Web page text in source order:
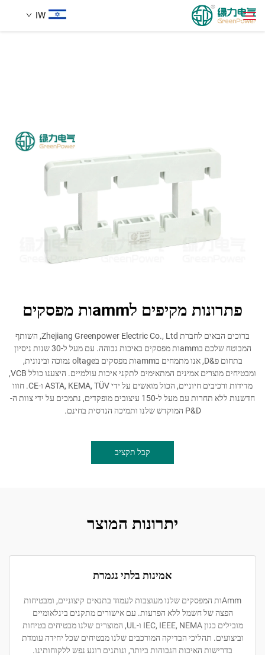
IW
פתרונות מקיפים לammות מפסקים
ברוכים הבאים לחברת Zhejiang Greenpower Electric Co., Ltd, השותף
המבוטח שלכם בammות מפסקים באיכות גבוהה. עם מעל ל-30 שנות ניסיון
בתחום פ&D, אנו מתמחים בammות מפסקים בoltage נמוכה ובינונית,
ומבטיחים מוצרים אמינים המתאימים לתקני איכות עולמיים. היצענו כולל VCB,
מדידות ורכיבים חיוניים, הכול מואשים על ידי ASTA, KEMA, TÜV ו-CE. חווו
חדשנות ללא תחרות עם מעל ל-150 עיצובים מופקדים, נתמכים על ידי צוות ה-
P&D המוקדש שלנו ותמיכה הנדסית בחינם.
קבל תקציב
יתרונות המוצר
אמינות בלתי נגמרת
Ammות המפסקים שלנו מעוצבות לעמוד בתנאים קיצוניים, ומבטיחות
הפצה של חשמל ללא הפרעות. עם אישורים מתקנים בינלאומיים
מובילים כגון IEC, IEEE, NEMA ו-UL, המוצרים שלנו מבטיחים בטיחות
וביצועים. תהליכי הבדיקה המורכבים שלנו מבטיחים שכל יחידה עומדת
בדרישות האיכות הגבוהות ביותר, ונותנים רוגע נפש ללקוחותינו.